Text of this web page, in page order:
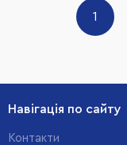
1
Навігація по сайту
Контакти